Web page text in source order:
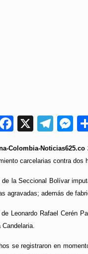
WhatsApp
Facebook
X
Colombia-Noticias625.co
carcelarias contra dos
de la Seccional Bolívar
agravadas; además de
Leonardo Rafael Cerén
Candelaria.
se registraron en